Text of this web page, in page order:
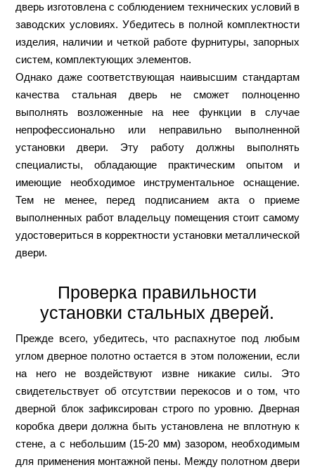
дверь изготовлена с соблюдением технических условий в
заводских условиях. Убедитесь в полной комплектности
изделия, наличии и четкой работе фурнитуры, запорных
систем, комплектующих элементов.
Однако даже соответствующая наивысшим стандартам
качества стальная дверь не сможет полноценно
выполнять возложенные на нее функции в случае
непрофессионально или неправильно выполненной
установки двери. Эту работу должны выполнять
специалисты, обладающие практическим опытом и
имеющие необходимое инструментальное оснащение.
Тем не менее, перед подписанием акта о приеме
выполненных работ владельцу помещения стоит самому
удостовериться в корректности установки металлической
двери.
Проверка правильности
установки стальных дверей.
Прежде всего, убедитесь, что распахнутое под любым
углом дверное полотно остается в этом положении, если
на него не воздействуют извне никакие силы. Это
свидетельствует об отсутствии перекосов и о том, что
дверной блок зафиксирован строго по уровню. Дверная
коробка двери должна быть установлена не вплотную к
стене, а с небольшим (15-20 мм) зазором, необходимым
для применения монтажной пены. Между полотном двери